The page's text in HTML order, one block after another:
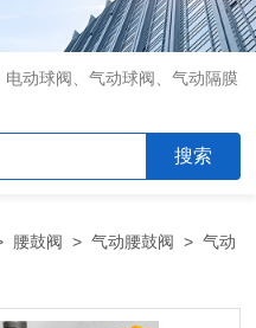
动球阀、气动球阀、气动隔膜
腰鼓阀 >气动腰鼓阀 > 气动